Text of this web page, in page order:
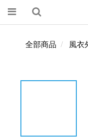
全部商品 風衣